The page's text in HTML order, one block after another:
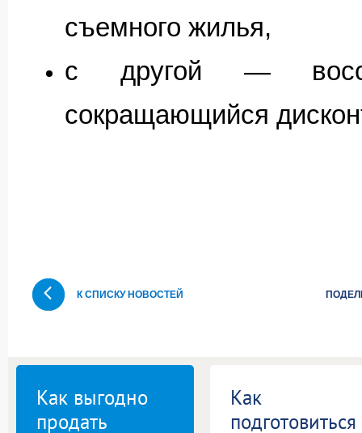
съемного жилья,
с другой —
сокращающийся
К СПИСКУ НОВОСТЕЙ
Как выгодно
продать
Как
подготовиться